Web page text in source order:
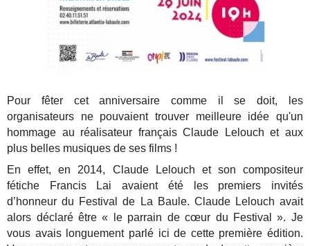
Pour fêter cet anniversaire comme il se doit, les
organisateurs ne pouvaient trouver meilleure idée qu'un
hommage au réalisateur français Claude Lelouch et aux
plus belles musiques de ses films !
En effet, en 2014, Claude Lelouch et son compositeur
fétiche Francis Lai avaient été les premiers invités
d’honneur du Festival de La Baule. Claude Lelouch avait
alors déclaré être « le parrain de cœur du Festival ». Je
vous avais longuement parlé ici de cette première édition.